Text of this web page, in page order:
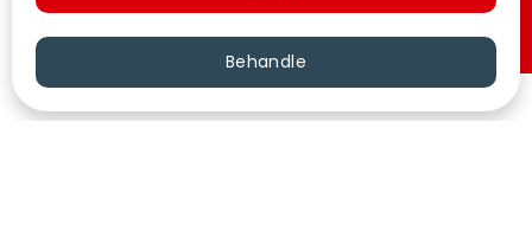
Behandle Hurtigkjøp